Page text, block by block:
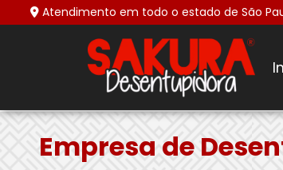
Atendimento em todo o estado de São
Empresa de